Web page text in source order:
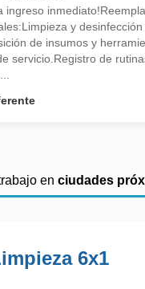
ingreso
y
de insumos y
servicio.Registro de
en ciudades
6x1